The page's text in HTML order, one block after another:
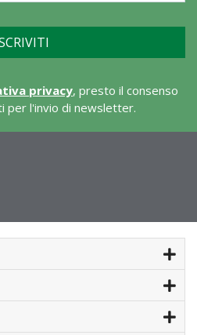
privacy, presto il consenso
per l'invio di newsletter.